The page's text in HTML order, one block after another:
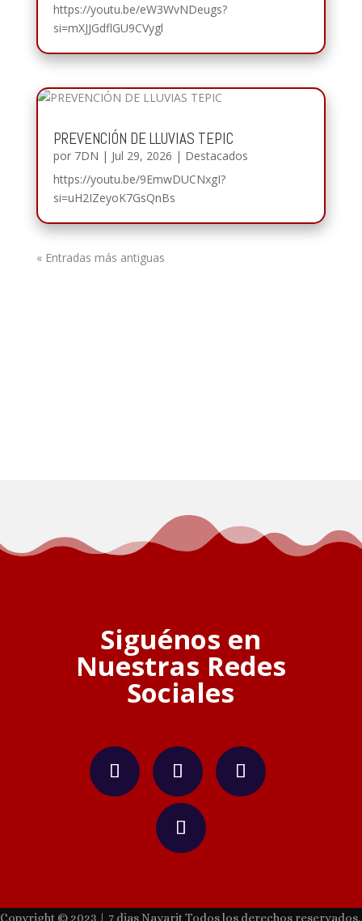
https://youtu.be/eW3WvNDeugs?
si=mXJJGdflGU9CVygl
PREVENCIÓN DE LLUVIAS TEPIC
por 7DN | Jul 29, 2026 | Destacados
https://youtu.be/9EmwDUCNxgI?
si=uH2IZeyoK7GsQnBs
« Entradas más antiguas
Siguénos en
Nuestras Redes
Sociales
Copyright © 2023 | 7 dias Nayarit Todos los derechos reservados.